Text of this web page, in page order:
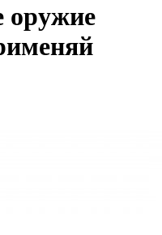
оружие